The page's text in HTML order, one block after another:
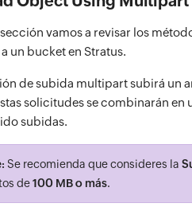
sección vamos a revisar los
un bucket en Stratus.
de subida multipart subirá un
solicitudes se combinarán
subidas.
Se recomienda que consideres la
de100 MB o más.